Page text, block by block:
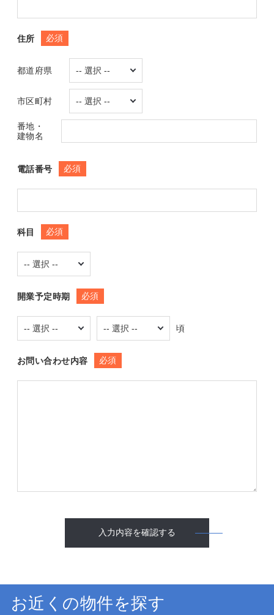
住所 必須
都道府県
市区町村
番地・
建物名
電話番号 必須
科目 必須
開業予定時期 必須
頃
お問い合わせ内容 必須
入力内容を確認する
お近くの物件を探す